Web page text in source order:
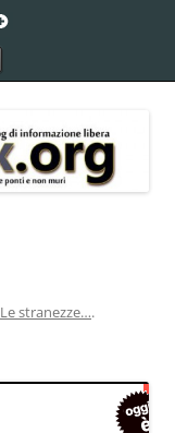
Le stranezze….